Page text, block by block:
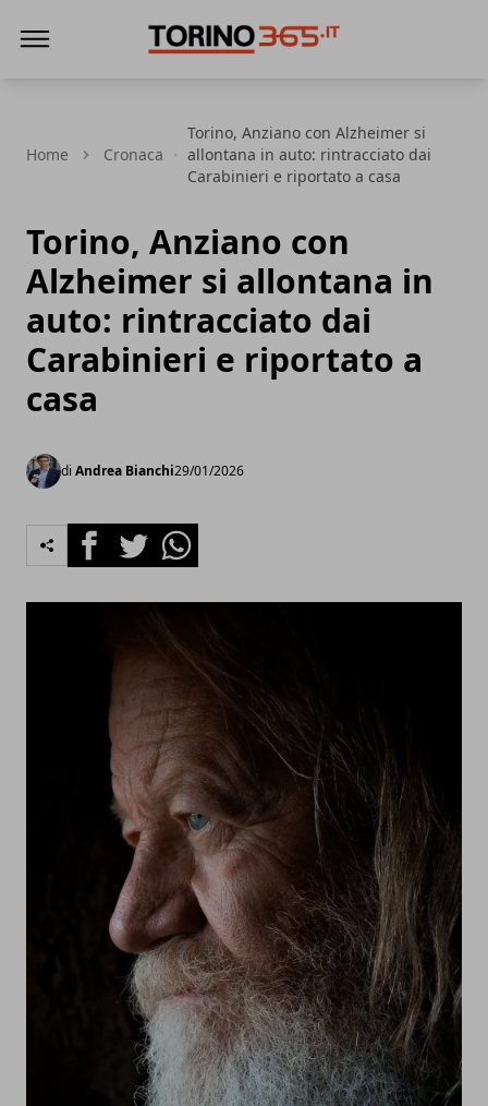
Home Cronaca
Torino, Anziano con Alzheimer si
allontana in auto: rintracciato dai
Carabinieri e riportato a casa
Torino, Anziano con
Alzheimer si allontana in
auto: rintracciato dai
Carabinieri e riportato a
casa
di Andrea Bianchi29/01/2026
FacebookTwitterWhatsapp